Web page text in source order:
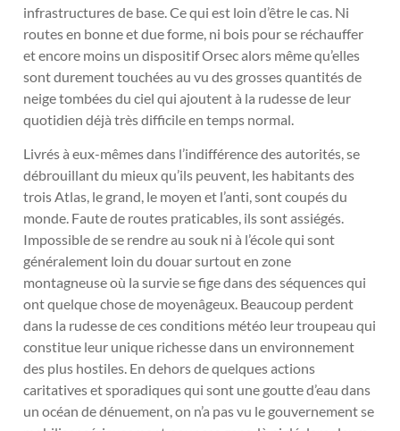
infrastructures de base. Ce qui est loin d’être le cas. Ni
routes en bonne et due forme, ni bois pour se réchauffer
et encore moins un dispositif Orsec alors même qu’elles
sont durement touchées au vu des grosses quantités de
neige tombées du ciel qui ajoutent à la rudesse de leur
quotidien déjà très difficile en temps normal.
Livrés à eux-mêmes dans l’indifférence des autorités, se
débrouillant du mieux qu’ils peuvent, les habitants des
trois Atlas, le grand, le moyen et l’anti, sont coupés du
monde. Faute de routes praticables, ils sont assiégés.
Impossible de se rendre au souk ni à l’école qui sont
généralement loin du douar surtout en zone
montagneuse où la survie se fige dans des séquences qui
ont quelque chose de moyenâgeux. Beaucoup perdent
dans la rudesse de ces conditions météo leur troupeau qui
constitue leur unique richesse dans un environnement
des plus hostiles. En dehors de quelques actions
caritatives et sporadiques qui sont une goutte d’eau dans
un océan de dénuement, on n’a pas vu le gouvernement se